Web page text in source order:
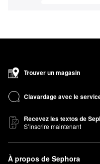
Trouver un magasin
Clavardage avec le
Recevez les textos de
S’inscrire maintenant
À propos de Sephora